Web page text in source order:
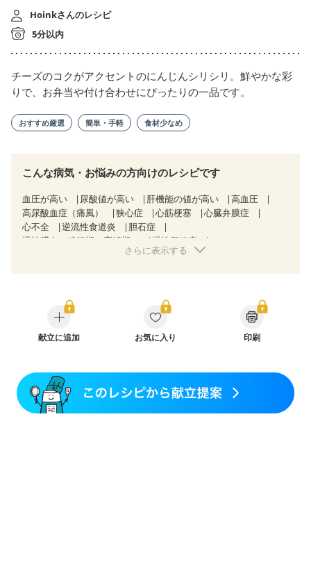
Hoinkさんのレシピ
5分以内
チーズのコクがアクセントのにんじんシリシリ。鮮やかな彩
りで、お弁当や付け合わせにぴったりの一品です。
おすすめ厳選 簡単・手軽 食材少なめ
こんな病気・お悩みの方向けのレシピです
血圧が高い 尿酸値が高い 肝機能の値が高い
高血圧
高尿酸血症（痛風）
狭心症 心筋梗塞
心臓弁膜症
心不全
逆流性食道炎
胆石症
慢性膵炎（移行期・寛解期）
慢性便秘症
糖尿病性腎症（第３期）
乳がん治療を終えた方・経過観察中の方など
大腸がん治療を終えた方・経過観察中の方
大腸がん（抗がん剤治療中）
大腸がん（放射線治療中）
フレイル（年齢に合わせた体作り）
ニキビ・肌荒れ
妊活中 更年期
さらに表示する
献立に追加 お気に入り 印刷